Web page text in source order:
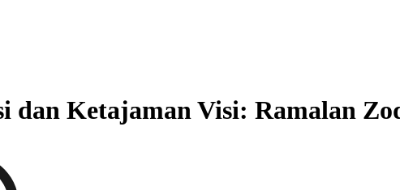
dan Ketajaman Visi: Ramalan